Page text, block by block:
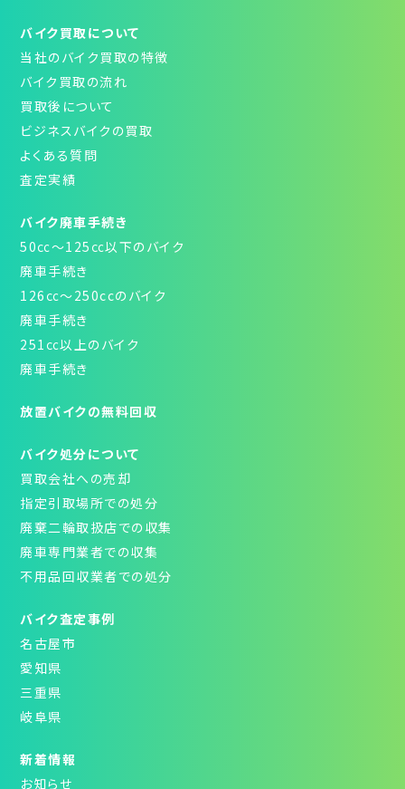
バイク買取について
当社のバイク買取の特徴
バイク買取の流れ
買取後について
ビジネスバイクの買取
よくある質問
査定実績
バイク廃車手続き
50㏄～125㏄以下のバイク
廃車手続き
126㏄～250ccのバイク
廃車手続き
251㏄以上のバイク
廃車手続き
放置バイクの無料回収
バイク処分について
買取会社への売却
指定引取場所での処分
廃棄二輪取扱店での収集
廃車専門業者での収集
不用品回収業者での処分
バイク査定事例
名古屋市
愛知県
三重県
岐阜県
新着情報
お知らせ